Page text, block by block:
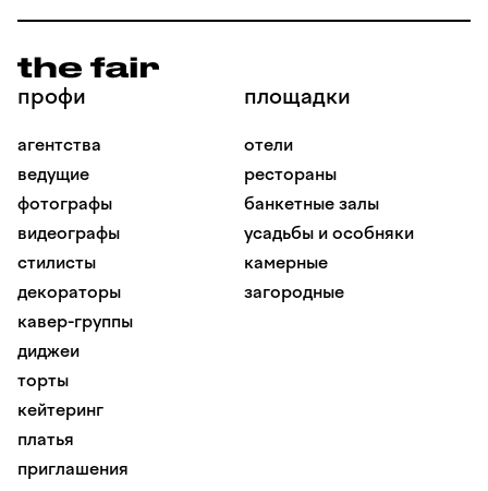
профи
агентства
ведущие
фотографы
видеографы
стилисты
декораторы
кавер-группы
диджеи
торты
кейтеринг
платья
приглашения
площадки
отели
рестораны
банкетные залы
усадьбы и особняки
камерные
загородные